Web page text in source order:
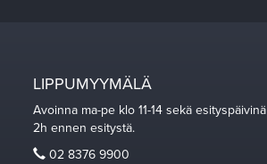
LIPPUMYYMÄLÄ
Avoinna ma-pe klo 11-14 sekä esityspäivinä
2h ennen esitystä.
02 8376 9900